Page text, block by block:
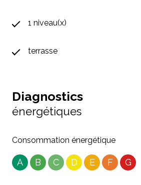
1 niveau(x)
terrasse
Diagnostics
énergétiques
Consommation énergétique
A B C D E F G